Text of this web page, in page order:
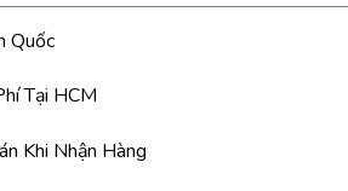
Quốc
Tại HCM
Khi Nhận Hàng